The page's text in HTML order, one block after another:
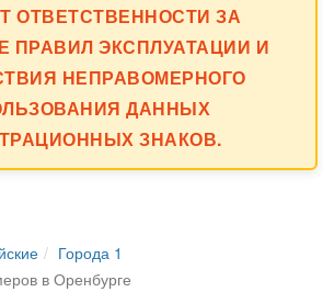
ОТВЕТСТВЕННОСТИ ЗА
ПРАВИЛ ЭКСПЛУАТАЦИИ И
НЕПРАВОМЕРНОГО
ДАННЫХ
ЗНАКОВ.
Города 1
в Оренбурге